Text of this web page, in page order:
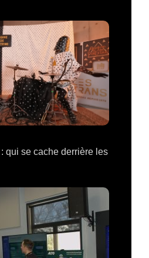
qui se cache derrière les